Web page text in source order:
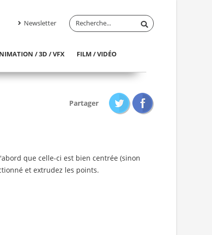
Newsletter
/ 3D / VFX FILM / VIDÉO
Partager
que celle-ci est bien centrée (sinon
et extrudez les points.